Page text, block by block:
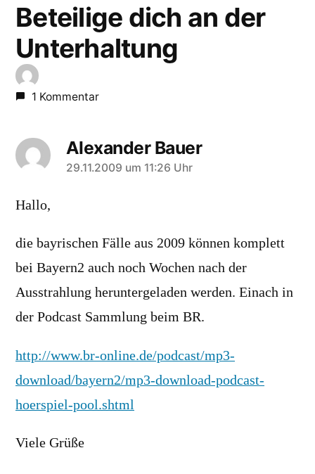
Beteilige dich an der
Unterhaltung
1 Kommentar
Alexander Bauer
sagt:
29.11.2009 um 11:26 Uhr
Hallo,
die bayrischen Fälle aus 2009 können komplett
bei Bayern2 auch noch Wochen nach der
Ausstrahlung heruntergeladen werden. Einach in
der Podcast Sammlung beim BR.
http://www.br-online.de/podcast/mp3-
download/bayern2/mp3-download-podcast-
hoerspiel-pool.shtml
Viele Grüße